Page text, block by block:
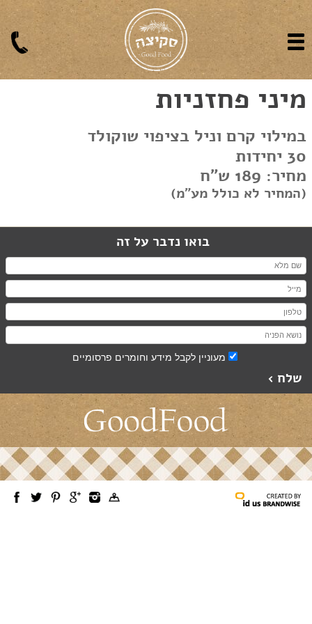
מיני פחזניות
במילוי קרם וניל בציפוי שוקולד
30 יחידות
מחיר: 189 ש"ח
(המחיר לא כולל מע"מ)
בואו נדבר על זה
מעוניין לקבל מידע וחומרים פרסומיים